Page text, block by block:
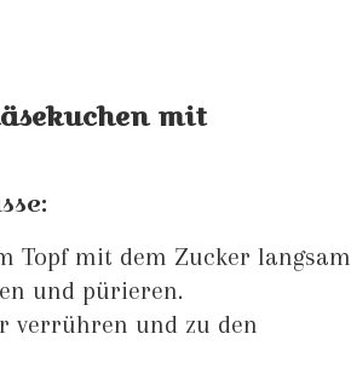
mit
Topf mit dem Zucker langsam
und pürieren.
verrühren und zu den